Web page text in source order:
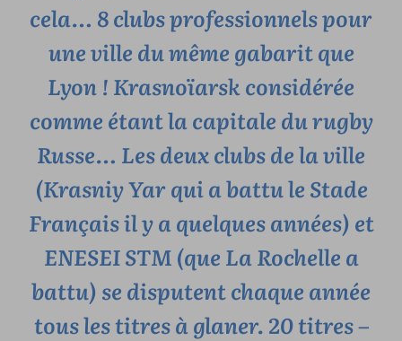
cela… 8 clubs professionnels pour
une ville du même gabarit que
Lyon ! Krasnoïarsk considérée
comme étant la capitale du rugby
Russe… Les deux clubs de la ville
(Krasniy Yar qui a battu le Stade
Français il y a quelques années) et
ENESEI STM (que La Rochelle a
battu) se disputent chaque année
tous les titres à glaner. 20 titres –